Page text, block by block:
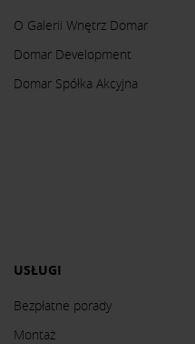
O Galerii Wnętrz Domar
Domar Development
Domar Spółka Akcyjna
USŁUGI
Bezpłatne porady
Montaż